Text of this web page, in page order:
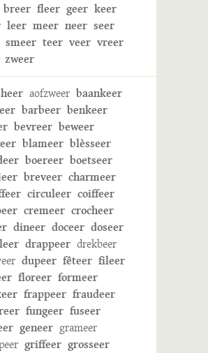
breer fleer geer keer
leer meer neer seer
smeer teer veer vreer
zweer
aofzweer baankeer
barbeer benkeer
bevreer beweer
blameer blèsseer
boereer boetseer
breveer charmeer
circuleer coiffeer
cremeer crocheer
dineer doceer doseer
drappeer drekbeer
dupeer fêteer fileer
floreer formeer
frappeer fraudeer
fungeer fuseer
geneer grameer
griffeer grosseer